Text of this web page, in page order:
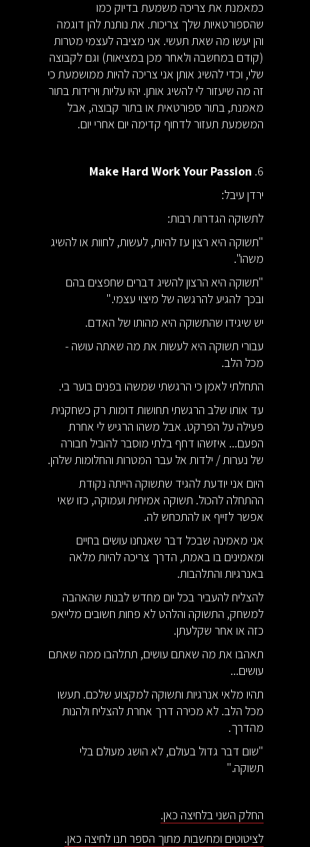
כמאמנת את צריכה משמעת בדיוק כמו
שהספורטאיות שלך צריכות. את נותנת להן דוגמה
והן יעשו מה שאת תעשי. אני מציבה לעצמי מטרות
(קודם במחשבה ולאחר מכן במציאות) וגם לקבוצה
שלי, וכדי להשיג אותן אני צריכה להיות ממושמעת כי
זה מה שיעזור לי להשיג אותן. יהיו עליות וירידות בתור
מאמנת, בתור ספורטאית או בתור קבוצה, אבל
המשמעת תעזור לדחוף קדימה יום אחרי יום.
6.
Make Hard Work Your Passion
ירדן עיבל:
לתשוקה הגדרות רבות:
"תשוקה היא רצון עז להיות, לעשות, לחוות או להשיג
משהו".
"תשוקה היא הרצון להשיג דברים שחפצים בהם
ובכך להגיע להרגשה של מיצוי עצמי."
יש שיגידו שהתשוקה היא מהותו של האדם.
עבורי תשוקה היא לעשות את מה שאתה עושה -
מכל הלב.
התחלתי לאמן כי הרגשתי שמשהו בפנים בוער בי.
עד אותו שלב הרגשתי תחושות דומות רק כשחקנית
פעילה על הפרקט. אבל משהו הרגיש לי אחרת
הפעם... איזשהו דחף בלתי מוסבר להוביל חבורה
של נערות / ילדות אל עבר המטרות והחלומות שלהן.
היום אני יודעת להגיד שתשוקה הייתה נקודת
ההתחלה להכול. תשוקה אמיתית ועמוקה, כזו שאי
אפשר לזייף או להתכחש לה.
אני מאמינה שבכל דבר שאנחנו עושים בחיים
ומאמינים בו באמת, הדרך צריכה להיות מלאה
באנרגיות והתלהבות.
להצליח להעביר בכל יום מחדש לבנות שהאהבה
למשחק, התשוקה והלהט לא פחות חשובים מלייאפ
כזה או אחר שקלעתן.
תאהבו את מה שאתם עושים, תתלהבו ממה שאתם
עושים...
תהיו מלאי אנרגיות ותשוקה למקצוע שלכם. תעשו
מכל הלב. לא מכירה דרך אחרת להצליח ולהנות
מהדרך.
"שום דבר גדול בעולם, לא הושג מעולם בלי
תשוקה."
החלק השני בלחיצה כאן.
לציטוטים ומחשבות מתוך הספר תנו לחיצה כאן.